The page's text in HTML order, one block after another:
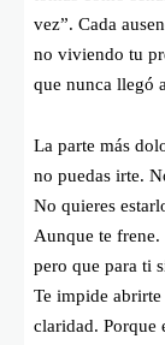
vez”. Cada
no viviendo tu
que nunca llegó
La parte más
no puedas irte.
No quieres
Aunque te
pero que para ti
Te impide
claridad. Porque